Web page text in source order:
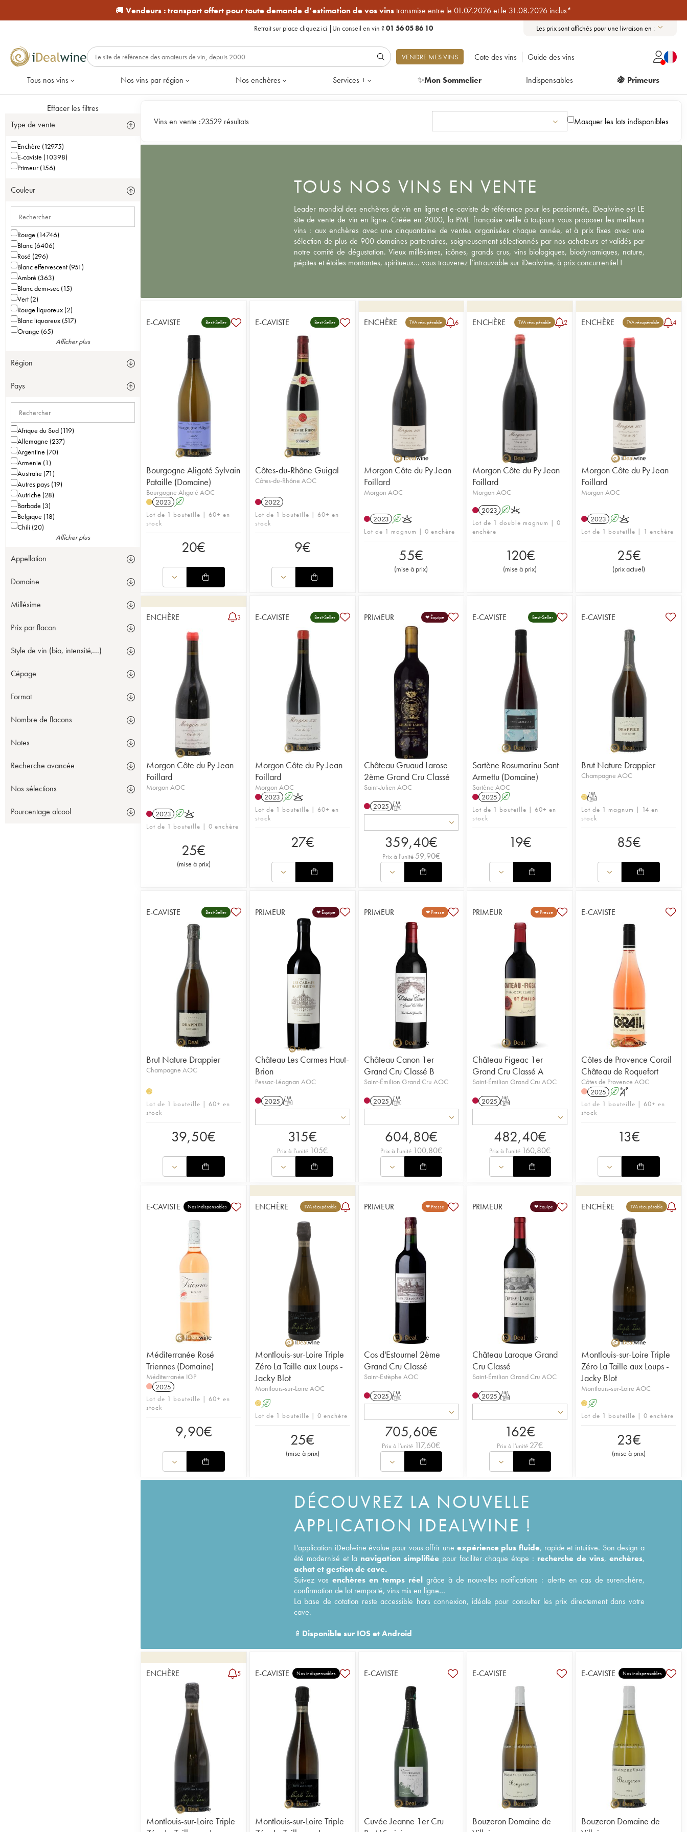
🚚 Vendeurs :transport offert pour toute demande d’estimation de vos vinstransmise entre le 01.07.2026 et le 31.08.2026 inclus*
Retrait sur place cliquez ici | Un conseil en vin ?01 56 05 86 10 Les prix sont affichés pour une livraison en :
VENDRE MES VINS Cote des vins Guide des vins
Tous nos vins Nos vins par région Nos enchères Services + ✨Mon Sommelier Indispensables 🍇 Primeurs
Effacer les filtres
Type de vente
Enchère (12975)
E-caviste (10398)
Primeur (156)
Couleur
Rouge (14746)
Blanc (6406)
Rosé (296)
Blanc effervescent (951)
Ambré (363)
Blanc demi-sec (15)
Vert (2)
Rouge liquoreux (2)
Blanc liquoreux (517)
Orange (65)
Afficher plus
Région
Pays
Afrique du Sud (119)
Allemagne (237)
Argentine (70)
Armenie (1)
Australie (71)
Autres pays (19)
Autriche (28)
Barbade (3)
Belgique (18)
Chili (20)
Afficher plus
Appellation
Domaine
Millésime
Prix par flacon
Style de vin (bio, intensité,...)
Cépage
Format
Nombre de flacons
Notes
Recherche avancée
Nos sélections
Pourcentage alcool
Vins en vente :23529 résultats Masquer les lots indisponibles
TOUS NOS VINS EN VENTE
Leader mondial des enchères de vin en ligne et e-caviste de référence pour les passionnés, iDealwine est LE
site de vente de vin en ligne. Créée en 2000, la PME française veille à toujours vous proposer les meilleurs
vins : aux enchères avec une cinquantaine de ventes organisées chaque année, et à prix fixes avec une
sélection de plus de 900 domaines partenaires, soigneusement sélectionnés par nos acheteurs et validés par
notre comité de dégustation. Vieux millésimes, icônes, grands crus, vins biologiques, biodynamiques, nature,
pépites et étoiles montantes, spiritueux… vous trouverez l’introuvable sur iDealwine, à prix concurrentiel !
E-CAVISTE Best-Seller
Bourgogne Aligoté Sylvain
Pataille (Domaine)
Bourgogne Aligoté AOC
2023 A
Lot de 1 bouteille | 60+ en
stock
20€
E-CAVISTE Best-Seller
Côtes-du-Rhône Guigal
Côtes-du-Rhône AOC
2022
Lot de 1 bouteille | 60+ en
stock
9€
ENCHÈRE TVA récupérable 6
Morgon Côte du Py Jean
Foillard
Morgon AOC
2023 AK
Lot de 1 magnum | 0 enchère
55€
(mise à prix)
ENCHÈRE TVA récupérable 2
Morgon Côte du Py Jean
Foillard
Morgon AOC
2023 AK
Lot de 1 double magnum | 0
enchère
120€
(mise à prix)
ENCHÈRE TVA récupérable 4
Morgon Côte du Py Jean
Foillard
Morgon AOC
2023 AK
Lot de 1 bouteille | 1 enchère
25€
(prix actuel)
ENCHÈRE 3
Morgon Côte du Py Jean
Foillard
Morgon AOC
2023 AK
Lot de 1 bouteille | 0 enchère
25€
(mise à prix)
E-CAVISTE Best-Seller
Morgon Côte du Py Jean
Foillard
Morgon AOC
2023 AK
Lot de 1 bouteille | 60+ en
stock
27€
PRIMEUR ❤ Équipe
Château Gruaud Larose
2ème Grand Cru Classé
Saint-Julien AOC
2025 T
359,40€
Prix à l'unité 59,90€
E-CAVISTE Best-Seller
Sartène Rosumarinu Sant
Armettu (Domaine)
Sartène AOC
2025 A
Lot de 1 bouteille | 60+ en
stock
19€
E-CAVISTE
Brut Nature Drappier
Champagne AOC
HT
Lot de 1 magnum | 14 en
stock
85€
E-CAVISTE Best-Seller
Brut Nature Drappier
Champagne AOC
H
Lot de 1 bouteille | 60+ en
stock
39,50€
PRIMEUR ❤ Équipe
Château Les Carmes Haut-
Brion
Pessac-Léognan AOC
2025 T
315€
Prix à l'unité 105€
PRIMEUR ❤ Presse
Château Canon 1er
Grand Cru Classé B
Saint-Émilion Grand Cru AOC
2025 T
604,80€
Prix à l'unité 100,80€
PRIMEUR ❤ Presse
Château Figeac 1er
Grand Cru Classé A
Saint-Émilion Grand Cru AOC
2025 T
482,40€
Prix à l'unité 160,80€
E-CAVISTE
Côtes de Provence Corail
Château de Roquefort
Côtes de Provence AOC
2025 A S
Lot de 1 bouteille | 60+ en
stock
13€
E-CAVISTE Nos indispensables
Méditerranée Rosé
Triennes (Domaine)
Méditerranée IGP
2025
Lot de 1 bouteille | 60+ en
stock
9,90€
ENCHÈRE TVA récupérable
Montlouis-sur-Loire Triple
Zéro La Taille aux Loups -
Jacky Blot
Montlouis-sur-Loire AOC
HA
Lot de 1 bouteille | 0 enchère
25€
(mise à prix)
PRIMEUR ❤ Presse
Cos d'Estournel 2ème
Grand Cru Classé
Saint-Estèphe AOC
2025 T
705,60€
Prix à l'unité 117,60€
PRIMEUR ❤ Équipe
Château Laroque Grand
Cru Classé
Saint-Émilion Grand Cru AOC
2025 T
162€
Prix à l'unité 27€
ENCHÈRE TVA récupérable
Montlouis-sur-Loire Triple
Zéro La Taille aux Loups -
Jacky Blot
Montlouis-sur-Loire AOC
H A
Lot de 1 bouteille | 0 enchère
23€
(mise à prix)
DÉCOUVREZ LA NOUVELLE
APPLICATION IDEALWINE !
L’application iDealwine évolue pour vous offrir une expérience plus fluide, rapide et intuitive. Son design a
été modernisé et la navigation simplifiéepour faciliter chaque étape : recherche de vins,enchères,
achat et gestion de cave.
Suivez vosenchères en temps réelgrâce à de nouvelles notifications : alerte en cas de surenchère,
confirmation de lot remporté, vins mis en ligne…
La base de cotation reste accessible hors connexion, idéale pour consulter les prix directement dans votre
cave.
📱 Disponible sur IOS etAndroid
ENCHÈRE 5
Montlouis-sur-Loire Triple
E-CAVISTE Nos indispensables
Montlouis-sur-Loire Triple
E-CAVISTE
Cuvée Jeanne 1er Cru
E-CAVISTE
Bouzeron Domaine de
E-CAVISTE Nos indispensables
Bouzeron Domaine de